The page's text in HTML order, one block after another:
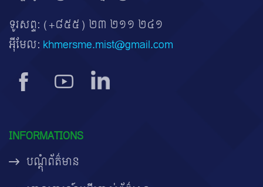
ទូរសព្ទ: (+៨៥៥) ២៣ ២១១ ២៤១
អ៊ីមែល: khmersme.mist@gmail.com
INFORMATIONS
បណ្តុំព័ត៌មាន